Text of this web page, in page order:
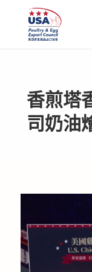
香煎塔
司奶油